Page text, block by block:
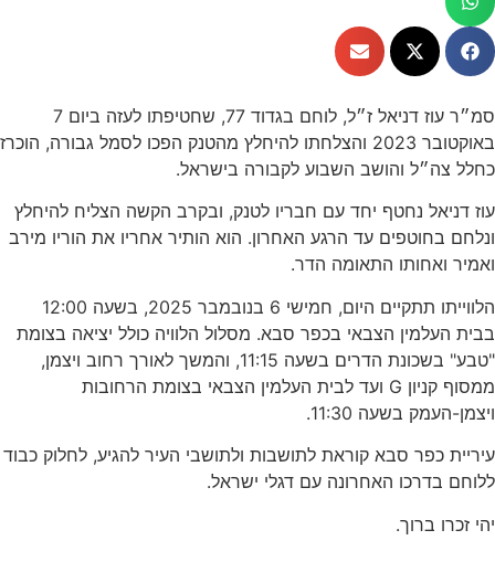
סמ״ר עוז דניאל ז״ל, לוחם בגדוד 77, שחטיפתו לעזה ביום 7
באוקטובר 2023 והצלחתו להיחלץ מהטנק הפכו לסמל גבורה, הוכרז
כחלל צה״ל והושב השבוע לקבורה בישראל.
עוז דניאל נחטף יחד עם חבריו לטנק, ובקרב הקשה הצליח להיחלץ
ונלחם בחוטפים עד הרגע האחרון. הוא הותיר אחריו את הוריו מירב
ואמיר ואחותו התאומה הדר.
הלווייתו תתקיים היום, חמישי 6 בנובמבר 2025, בשעה 12:00
בבית העלמין הצבאי בכפר סבא. מסלול הלוויה כולל יציאה בצומת
"טבע" בשכונת הדרים בשעה 11:15, והמשך לאורך רחוב ויצמן,
ממסוף קניון G ועד לבית העלמין הצבאי בצומת הרחובות
ויצמן-העמק בשעה 11:30.
עיריית כפר סבא קוראת לתושבות ולתושבי העיר להגיע, לחלוק כבוד
ללוחם בדרכו האחרונה עם דגלי ישראל.
יהי זכרו ברוך.